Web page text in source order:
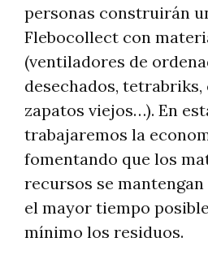
personas construirán
Flebocollect con
(ventiladores de
desechados, tetrabriks,
zapatos viejos…). En
trabajaremos la
fomentando que los
recursos se
el mayor tiempo
mínimo los residuos.